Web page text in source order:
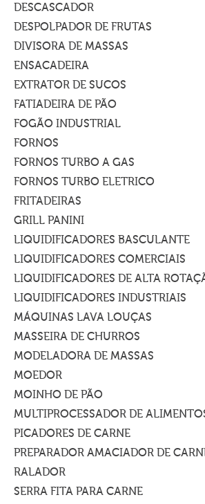
DESCASCADOR
DESPOLPADOR DE FRUTAS
DIVISORA DE MASSAS
ENSACADEIRA
EXTRATOR DE SUCOS
FATIADEIRA DE PÃO
FOGÃO INDUSTRIAL
FORNOS
FORNOS TURBO A GAS
FORNOS TURBO ELETRICO
FRITADEIRAS
GRILL PANINI
LIQUIDIFICADORES BASCULANTE
LIQUIDIFICADORES COMERCIAIS
LIQUIDIFICADORES DE ALTA
LIQUIDIFICADORES INDUSTRIAIS
MÁQUINAS LAVA LOUÇAS
MASSEIRA DE CHURROS
MODELADORA DE MASSAS
MOEDOR
MOINHO DE PÃO
MULTIPROCESSADOR DE
PICADORES DE CARNE
PREPARADOR AMACIADOR DE
RALADOR
SERRA FITA PARA CARNE